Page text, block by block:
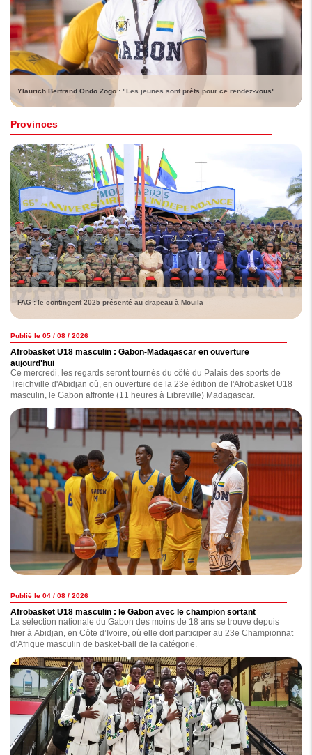
Provinces
Ylaurich Bertrand Ondo Zogo : "Les jeunes sont prêts pour ce rendez-vous"
FAG : le contingent 2025 présenté au drapeau à Mouila
Publié le 05 / 08 / 2026
Afrobasket U18 masculin : Gabon-Madagascar en ouverture
aujourd'hui
Ce mercredi, les regards seront tournés du côté du Palais des sports de
Treichville d'Abidjan où, en ouverture de la 23e édition de l'Afrobasket U18
masculin, le Gabon affronte (11 heures à Libreville) Madagascar.
Publié le 04 / 08 / 2026
Afrobasket U18 masculin : le Gabon avec le champion sortant
La sélection nationale du Gabon des moins de 18 ans se trouve depuis
hier à Abidjan, en Côte d’Ivoire, où elle doit participer au 23e Championnat
d’Afrique masculin de basket-ball de la catégorie.